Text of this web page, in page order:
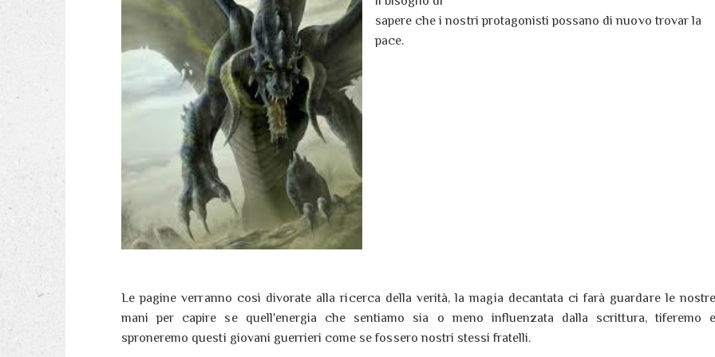
sapere che i nostri protagonisti possano di nuovo trovar la
pace.
Le pagine verranno così divorate alla ricerca della verità, la magia decantata ci farà guardare le nostre
mani per capire se quell'energia che sentiamo sia o meno influenzata dalla scrittura, tiferemo e
sproneremo questi giovani guerrieri come se fossero nostri stessi fratelli.